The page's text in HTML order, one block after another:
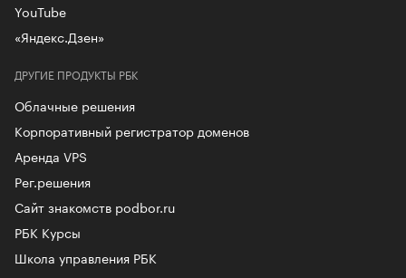
ДРУГИЕ ПРОДУКТЫ РБК
Облачные решения
Корпоративный регистратор доменов
Аренда VPS
Рег.решения
Сайт знакомств podbor.ru
РБК Курсы
Школа управления РБК
YouTube
«Яндекс.Дзен»